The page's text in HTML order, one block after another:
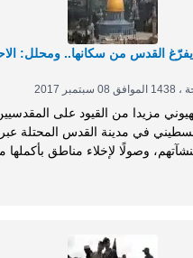
يفرّغ القدس من سكانها.. ومحلل:
مزيدا من القيود على
في مدينة القدس المحتلة
وصولًا لإخلاء مناطق بأكملها
حذر محلل سياسي من عمليات
بها الاحتلال مستغلا الضعف العربي. وأكدت